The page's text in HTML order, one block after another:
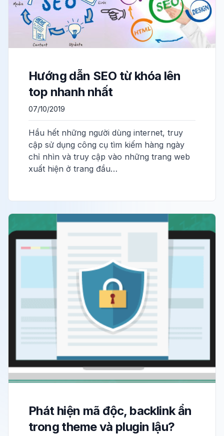
Hướng dẫn SEO từ khóa lên
top nhanh nhất
07/10/2019
Hầu hết những người dùng internet, truy
cập sử dụng công cụ tìm kiếm hàng ngày
chỉ nhìn và truy cập vào những trang web
xuất hiện ở trang đầu…
Phát hiện mã độc, backlink ẩn
trong theme và plugin lậu?